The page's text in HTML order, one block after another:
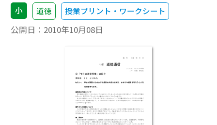
小 道徳 授業プリント・ワークシート
公開日： 2010年10月08日